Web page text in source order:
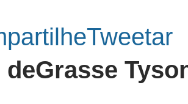
Tweetar
deGrasse